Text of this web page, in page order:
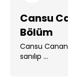
Cansu
Bölüm
Cansu
sanılıp ...